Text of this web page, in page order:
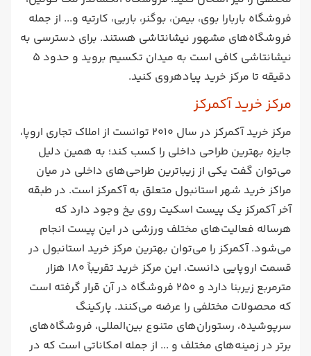
فروشگاه باربارا بوی، بیمن، بوگنر، باربی، کارتیه و... از جمله
فروشگاه‌های مشهور نیشانتاشی هستند. برای دسترسی به
نیشانتاشی کافی است به میدان تکسیم بروید و حدود 5
دقیقه تا مرکز خرید پیاده‎روی کنید.
مرکز خرید آکمرکز
مرکز خرید آکمرکز در سال 2010 توانست از املاک تجاری اروپا،
جایزه بهترین طراحی داخلی را کسب کند؛ به همین دلیل
می‌توان گفت یکی از زیباترین طراحی‌های داخلی در میان
مراکز خرید شهر استانبول متعلق به آکمرکز است. در طبقه
آخر آکمرکز یک پیست اسکیت روی یخ وجود دارد که
هرساله فعالیت‌های مختلف ورزشی در این پیست انجام
می‌شود. آکمرکز را می‌توان بهترین مرکز خرید استانبول در
قسمت اروپایی دانست. این مرکز خرید تقریباً 180 هزار
مترمربع زیربنا دارد و 250 فروشگاه در آن قرار گرفته است
که محصولات مختلفی را عرضه می‌کنند. پارکینگ
سرپوشیده، رستوران‌های متنوع بین‌المللی، فروشگاه‌های
برتر در زمینه‌های مختلف و ... از جمله امکاناتی است که در